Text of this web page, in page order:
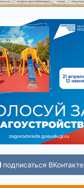
подписаться ВКонтакте